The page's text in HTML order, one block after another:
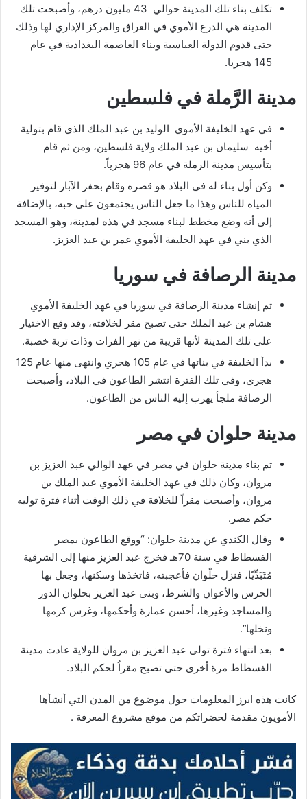
تكلف بناء تلك المدينة حوالي 43 مليون درهم، وأصبحت تلك
المدينة هي الدرع الأموي في العراق والمركز الإداري لها وذلك
حتى قدوم الدولة العباسية وبناء العاصمة البغدادية في عام
145 هجريا.
مدينة الرَّملة في فلسطين
في عهد الخليفة الأموي الوليد بن عبد الملك الذي قام بتولية
أخيه سليمان بن عبد الملك ولاية فلسطين، ومن ثم قام
بتأسيس مدينة الرملة في عام 96 هجرياً.
وكن أول بناء له في البلاد هو قصره وقام بحفر الآبار لتوفير
المياه للناس وهذا ما جعل الناس يجتمعون على حبه، بالإضافة
إلى أنه وضع مخطط لبناء مسجد في هذه لمدينة، وهو المسجد
الذي بني في عهد الخليفة الأموي عمر بن عبد العزيز.
مدينة الرصافة في سوريا
تم إنشاء مدينة الرصافة في سوريا في عهد الخليفة الأموي
هشام بن عبد الملك حتى تصبح مقر لخلافته، وقد وقع الاختيار
على تلك المدينة لأنها قريبة من نهر الفرات وذات تربة خصبة.
بدأ الخليفة في بنائها في عام 105 هجري وانتهى منها عام 125
هجري، وفي تلك الفترة انتشر الطاعون في البلاد، وأصبحت
الرصافة ملجأ يهرب إليه الناس من الطاعون.
مدينة حلوان في مصر
تم بناء مدينة حلوان في مصر في عهد الوالي عبد العزيز بن
مروان، وكان ذلك في عهد الخليفة الأموي عبد الملك بن
مروان، وأصبحت مقراً للخلافة في ذلك الوقت أثناء فترة توليه
حكم مصر.
وقال الكندي عن مدينة حلوان: “ووقع الطاعون بمصر
الفسطاط في سنة 70هـ فخرج عبد العزيز منها إلى الشرقية
مُتَبَدِّيًا، فنزل حلْوان فأعجبته، فاتخذها وسكنها، وجعل بها
الحرس والأعوان والشرط، وبنى عبد العزيز بحلوان الدور
والمساجد وغيرها، أحسن عمارة وأحكمها، وغرس كرمها
ونخلها”.
بعد انتهاء فترة تولى عبد العزيز بن مروان للولاية عادت مدينة
الفسطاط مرة أخرى حتى تصبح مقراُ لحكم البلاد.
كانت هذه ابرز المعلومات حول موضوع من المدن التي أنشأها
الأمويون مقدمة لحضراتكم من موقع مشروع المعرفة .